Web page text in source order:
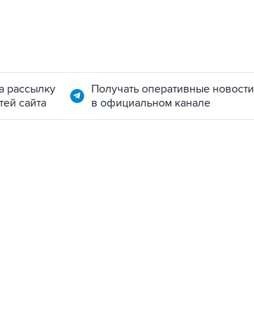
рассылку
сайта
Получать оперативные новости
в официальном канале